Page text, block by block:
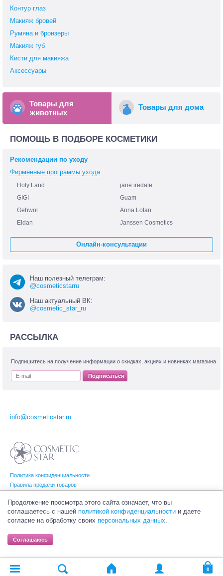
Контур глаз
Макияж бровей
Румяна и бронзеры
Макияж губ
Кисти для макияжа
Аксессуары
Товары для
животных
Товары для дома
ПОМОЩЬ В ПОДБОРЕ КОСМЕТИКИ
Рекомендации по уходу
Фирменные программы ухода
Holy Land
jane iredale
GIGI
Guam
Gehwol
Anna Lotan
Eldan
Janssen Cosmetics
Онлайн-консультации
Наш полезный телеграм:
@cosmeticstarru
Наш актуальный ВК:
@cosmetic_star_ru
РАССЫЛКА
Подпишитесь на получение информации о скидках, акциях и новинках магазина
Подписаться
Политика конфиденциальности
Правила продажи товаров
info@cosmeticstar.ru
(Косметик Стар). Все права на товарные знаки принадлежат их законным
владельцам.
Продолжение просмотра этого сайта означает, что вы
соглашаетесь с нашей политикой конфиденциальности и даете
согласие на обработку своих персональных данных.
Соглашаюсь